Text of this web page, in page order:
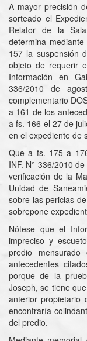
A mayor precisión
sorteado el
Relator de la
determina
157 la suspensión
objeto de requerir
Información en
336/2010 de
complementario
a 161 de los
a fs. 166 el 27 de
en el expediente de
Que a fs. 175 a
INF. N° 336/2010
verificación de la
Unidad de
sobre las pericias
sobrepone
Nótese que el
impreciso y
predio
antecedentes
porque de la
Joseph, se tiene
anterior propietario
encontraría
del predio.